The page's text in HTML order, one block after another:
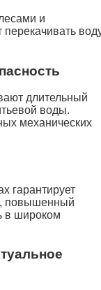
и
длительный
воды.
механических
гарантирует
повышенный
в широком